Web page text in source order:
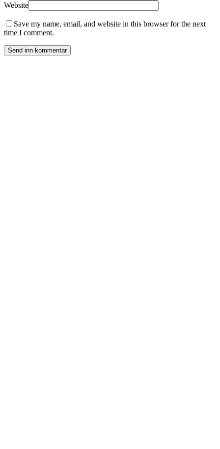
Website
Save my name, email, and website in this browser for the next
time I comment.